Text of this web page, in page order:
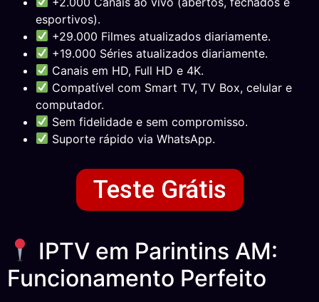
esportivos).
+29.000 Filmes atualizados diariamente.
+19.000 Séries atualizados diariamente.
Canais em HD, Full HD e 4K.
Compatível com Smart TV, TV Box, celular e
computador.
Sem fidelidade e sem compromisso.
Suporte rápido via WhatsApp.
Teste Grátis
IPTV em Parintins AM:
Funcionamento Perfeito